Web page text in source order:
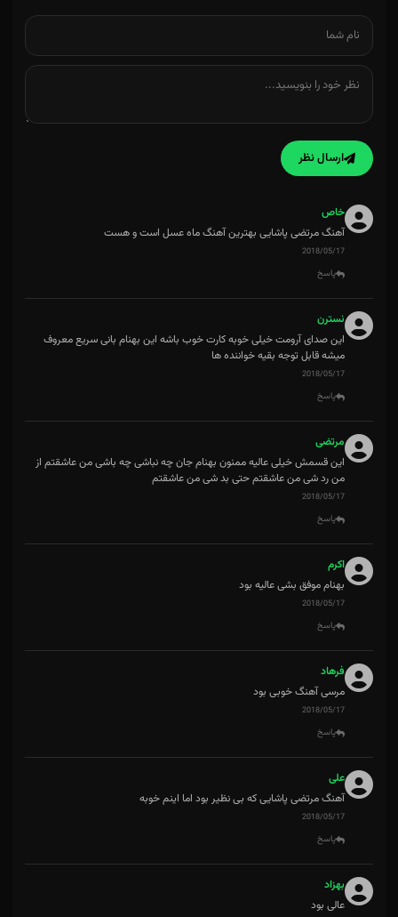
ارسال نظر
خاص
آهنگ مرتضی پاشایی بهترین آهنگ ماه عسل است و هست
2018/05/17
پاسخ
نسترن
این صدای آرومت خیلی خوبه کارت خوب باشه این بهنام بانی سریع معروف
میشه قابل توجه بقیه خواننده ها
2018/05/17
پاسخ
مرتضی
این قسمش خیلی عالیه ممنون بهنام جان چه نباشی چه باشی من عاشقتم از
من رد شی من عاشقتم حتی بد شی من عاشقتم
2018/05/17
پاسخ
اکرم
بهنام موفق بشی عالیه بود
2018/05/17
پاسخ
فرهاد
مرسی آهنگ خوبی بود
2018/05/17
پاسخ
علی
آهنگ مرتضی پاشایی که بی نظیر بود اما اینم خوبه
2018/05/17
پاسخ
بهزاد
عالی بود